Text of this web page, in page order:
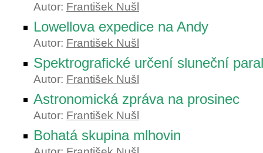
Autor: František Nušl
Lowellova expedice na Andy
Autor: František Nušl
Spektrografické určení sluneční
Autor: František Nušl
Astronomická zpráva na prosinec
Autor: František Nušl
Bohatá skupina mlhovin